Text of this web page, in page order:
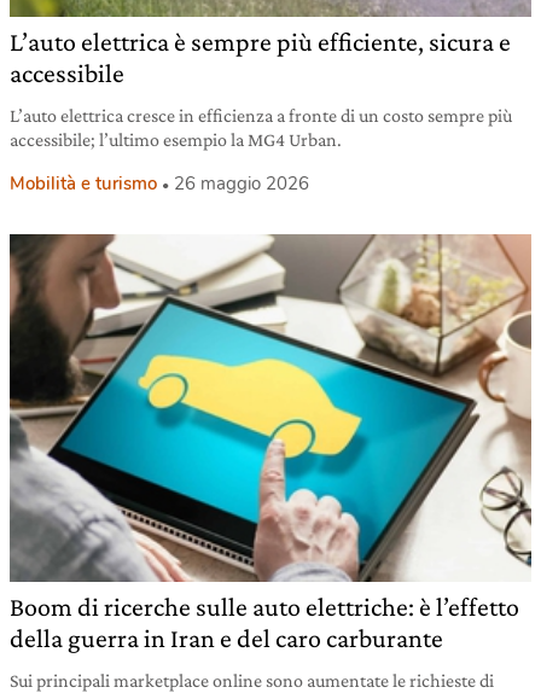
L’auto elettrica è sempre più efficiente, sicura e
accessibile
L’auto elettrica cresce in efficienza a fronte di un costo sempre più
accessibile; l’ultimo esempio la MG4 Urban.
Mobilità e turismo 26 maggio 2026
Boom di ricerche sulle auto elettriche: è l’effetto
della guerra in Iran e del caro carburante
Sui principali marketplace online sono aumentate le richieste di